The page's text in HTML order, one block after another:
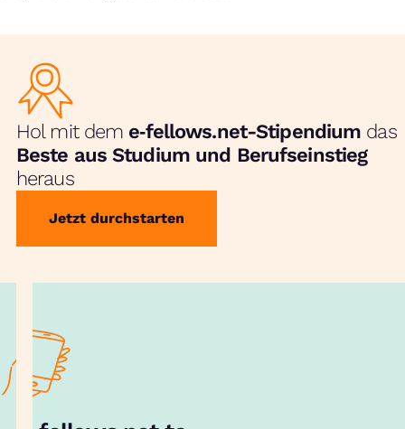
Hol mit dem e‑fellows.net-Stipendium das
Beste aus Studium und Berufseinstieg
heraus
Jetzt durchstarten